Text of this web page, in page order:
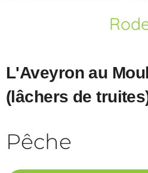
L'Aveyron au
(lâchers de
Pêche